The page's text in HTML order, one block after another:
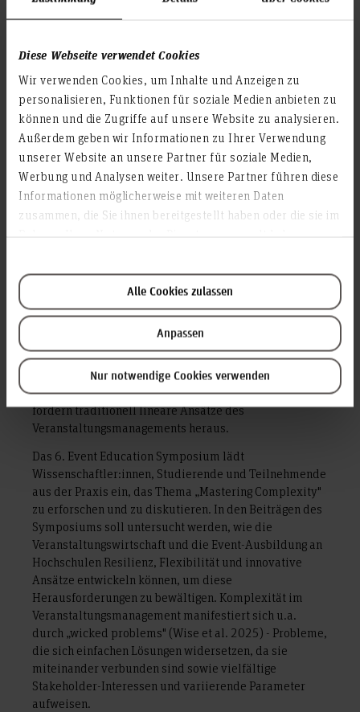
Diese Webseite verwendet Cookies
Wir verwenden Cookies, um Inhalte und Anzeigen zu
personalisieren, Funktionen für soziale Medien anbieten zu
können und die Zugriffe auf unsere Website zu analysieren.
Außerdem geben wir Informationen zu Ihrer Verwendung
unserer Website an unsere Partner für soziale Medien,
Werbung und Analysen weiter. Unsere Partner führen diese
Informationen möglicherweise mit weiteren Daten
zusammen, die Sie ihnen bereitgestellt haben oder die sie im
Alle Cookies zulassen
Anpassen
Nur notwendige Cookies verwenden
Event Education Symposium 2026 - 11. Juni 2026 -
Hochschule Hannover
Call for Papers veröffentlicht!
Mastering Complexity – Komplexität in der
Veranstaltungswirtschaft verstehen und beherrschen
Transformation und künstliche Intelligenz, Diversität
Sicherheitsanforderungen verändern, wie
Veranstaltungen geplant, umgesetzt und evaluiert
werden. Zusammen schaffen diese Herausforderungen
ein Umfeld, welches häufig als volatil, unsicher,
komplex und mehrdeutig (VUCA) beschrieben wird und
fordern traditionell lineare Ansätze des
Veranstaltungsmanagements heraus.
Das 6. Event Education Symposium lädt
Wissenschaftler:innen, Studierende und Teilnehmende
aus der Praxis ein, das Thema „Mastering Complexity"
zu erforschen und zu diskutieren. In den Beiträgen des
Symposiums soll untersucht werden, wie die
Veranstaltungswirtschaft und die Event-Ausbildung an
Hochschulen Resilienz, Flexibilität und innovative
Ansätze entwickeln können, um diese
Herausforderungen zu bewältigen. Komplexität im
Veranstaltungsmanagement manifestiert sich u.a.
durch „wicked problems" (Wise et al. 2025) - Probleme,
die sich einfachen Lösungen widersetzen, da sie
miteinander verbunden sind sowie vielfältige
Stakeholder-Interessen und variierende Parameter
aufweisen.